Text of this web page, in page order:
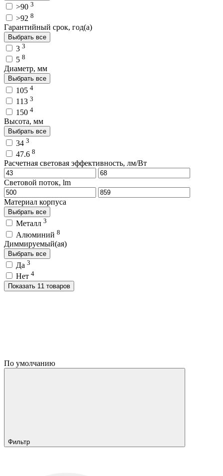
>90 3
>92 8
Гарантийный срок, год(а)
Выбрать все
3 3
5 8
Диаметр, мм
Выбрать все
105 4
113 3
150 4
Высота, мм
Выбрать все
34 3
47.6 8
Расчетная световая эффективность, лм/Вт
Световой поток, lm
Материал корпуса
Выбрать все
Металл 3
Алюминий 8
Диммируемый(ая)
Выбрать все
Да 3
Нет 4
Показать 11 товаров
По умолчанию
Фильтр